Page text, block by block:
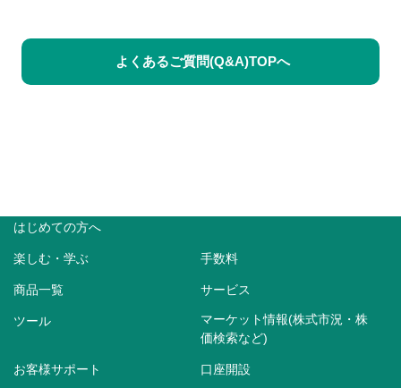
よくあるご質問(Q&A)TOPへ
はじめての方へ
楽しむ・学ぶ 手数料
商品一覧 サービス
ツール
マーケット情報(株式市況・株
価検索など)
お客様サポート 口座開設